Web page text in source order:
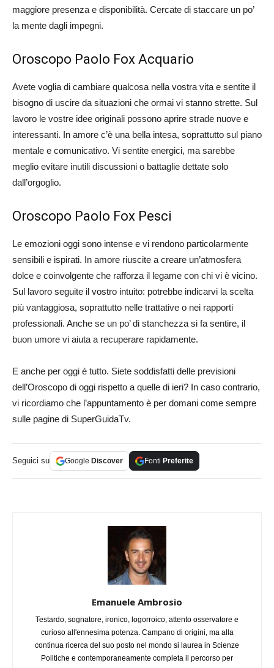
maggiore presenza e disponibilità. Cercate di staccare un po’
la mente dagli impegni.
Oroscopo Paolo Fox Acquario
Avete voglia di cambiare qualcosa nella vostra vita e sentite il
bisogno di uscire da situazioni che ormai vi stanno strette. Sul
lavoro le vostre idee originali possono aprire strade nuove e
interessanti. In amore c’è una bella intesa, soprattutto sul piano
mentale e comunicativo. Vi sentite energici, ma sarebbe
meglio evitare inutili discussioni o battaglie dettate solo
dall’orgoglio.
Oroscopo Paolo Fox Pesci
Le emozioni oggi sono intense e vi rendono particolarmente
sensibili e ispirati. In amore riuscite a creare un’atmosfera
dolce e coinvolgente che rafforza il legame con chi vi è vicino.
Sul lavoro seguite il vostro intuito: potrebbe indicarvi la scelta
più vantaggiosa, soprattutto nelle trattative o nei rapporti
professionali. Anche se un po’ di stanchezza si fa sentire, il
buon umore vi aiuta a recuperare rapidamente.
E anche per oggi è tutto. Siete soddisfatti delle previsioni
dell’Oroscopo di oggi rispetto a quelle di ieri? In caso contrario,
vi ricordiamo che l’appuntamento è per domani come sempre
sulle pagine di SuperGuidaTv.
Seguici su Google Discover Fonti Preferite
Emanuele Ambrosio
Testardo, sognatore, ironico, logorroico, attento osservatore e
curioso all'ennesima potenza. Campano di origini, ma alla
continua ricerca del suo posto nel mondo si laurea in Scienze
Politiche e contemporaneamente completa il percorso per